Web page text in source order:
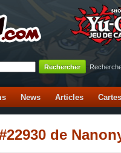
News Articles Cartes
de